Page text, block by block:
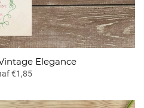
Elegance
€1,85